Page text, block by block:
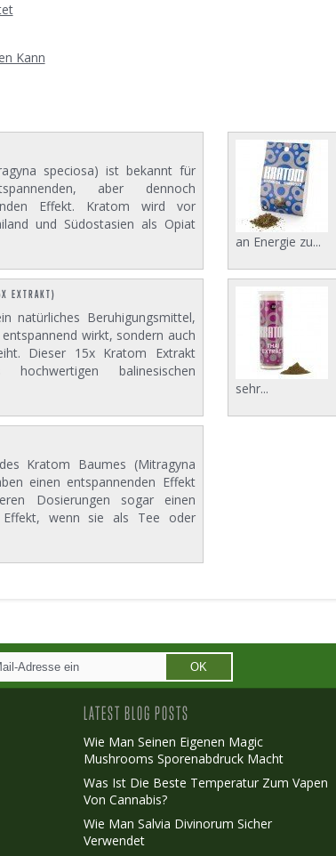
Kann
speciosa) ist bekannt für
aber dennoch
Effekt. Kratom wird vor
und Südostasien als Opiat
an Energie zu...
EXTRAKT)
natürliches Beruhigungsmittel,
wirkt, sondern auch
Dieser 15x Kratom Extrakt
balinesischen
sehr...
Kratom Baumes (Mitragyna
einen entspannenden Effekt
Dosierungen sogar einen
Effekt, wenn sie als Tee oder
OK
LATEST BLOG POSTS
Wie Man Seinen Eigenen Magic
Mushrooms Sporenabdruck Macht
Was Ist Die Beste Temperatur Zum Vapen
Von Cannabis?
Wie Man Salvia Divinorum Sicher
Verwendet